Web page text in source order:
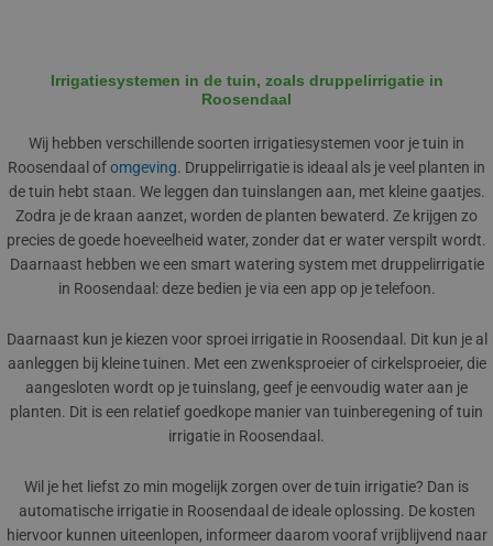
Irrigatiesystemen in de tuin, zoals druppelirrigatie in
Roosendaal
Wij hebben verschillende soorten irrigatiesystemen voor je tuin in
Roosendaal ofomgeving. Druppelirrigatie is ideaal als je veel planten in
de tuin hebt staan. We leggen dan tuinslangen aan, met kleine gaatjes.
Zodra je de kraan aanzet, worden de planten bewaterd. Ze krijgen zo
precies de goede hoeveelheid water, zonder dat er water verspilt wordt.
Daarnaast hebben we een smart watering system met druppelirrigatie
in Roosendaal: deze bedien je via een app op je telefoon.
Daarnaast kun je kiezen voor sproei irrigatie in Roosendaal. Dit kun je al
aanleggen bij kleine tuinen. Met een zwenksproeier of cirkelsproeier, die
aangesloten wordt op je tuinslang, geef je eenvoudig water aan je
planten. Dit is een relatief goedkope manier van tuinberegening of tuin
irrigatie in Roosendaal.
Wil je het liefst zo min mogelijk zorgen over de tuin irrigatie? Dan is
automatische irrigatie in Roosendaal de ideale oplossing. De kosten
hiervoor kunnen uiteenlopen, informeer daarom vooraf vrijblijvend naar